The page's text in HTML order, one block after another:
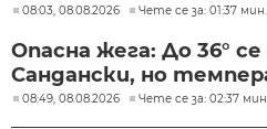
08:03, 08.08.2026 Чете се за: 01:37 мин.
Опасна жега: До 36°
Сандански, но
08:49, 08.08.2026 Чете се за: 02:37